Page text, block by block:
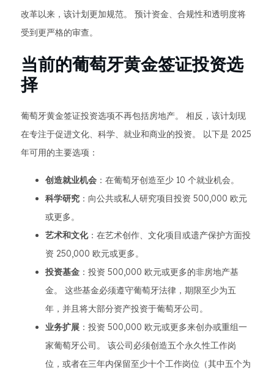
改革以来，该计划更加规范。 预计资金、合规性和透明度将
受到更严格的审查。
当前的葡萄牙黄金签证投资选
择
葡萄牙黄金签证投资选项不再包括房地产。 相反，该计划现
在专注于促进文化、科学、就业和商业的投资。 以下是 2025
年可用的主要选项：
创造就业机会 ：在葡萄牙创造至少 10 个就业机会。
科学研究 ：向公共或私人研究项目投资 500,000 欧元
或更多。
艺术和文化：在艺术创作、文化项目或遗产保护方面投
资 250,000 欧元或更多。
投资基金 ：投资 500,000 欧元或更多的非房地产基
金。 这些基金必须遵守葡萄牙法律，期限至少为五
年，并且将大部分资产投资于葡萄牙公司。
业务扩展 ：投资 500,000 欧元或更多来创办或重组一
家葡萄牙公司。 该公司必须创造五个永久性工作岗
位，或者在三年内保留至少十个工作岗位（其中五个为